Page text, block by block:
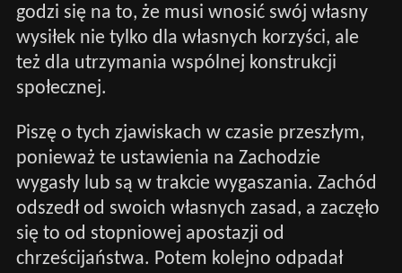
godzi się na to, że musi wnosić swój własny
wysiłek nie tylko dla własnych korzyści, ale
też dla utrzymania wspólnej konstrukcji
społecznej.
Piszę o tych zjawiskach w czasie przeszłym,
ponieważ te ustawienia na Zachodzie
wygasły lub są w trakcie wygaszania. Zachód
odszedł od swoich własnych zasad, a zaczęło
się to od stopniowej apostazji od
chrześcijaństwa. Potem kolejno odpadał